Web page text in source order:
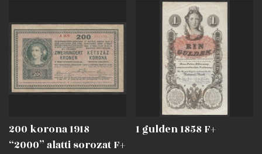
200 korona 1918
“2000” alatti sorozat F+
1 gulden 1858 F+